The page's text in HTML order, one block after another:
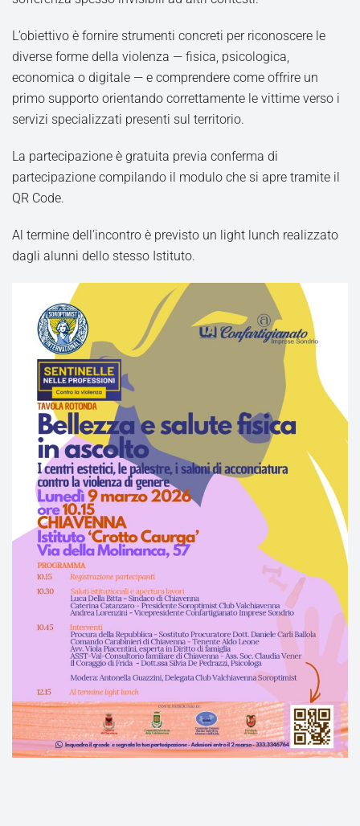
L’obiettivo è fornire strumenti concreti per riconoscere le
diverse forme della violenza — fisica, psicologica,
economica o digitale — e comprendere come offrire un
primo supporto orientando correttamente le vittime verso i
servizi specializzati presenti sul territorio.
La partecipazione è gratuita previa conferma di
partecipazione compilando il modulo che si apre tramite il
QR Code.
Al termine dell’incontro è previsto un light lunch realizzato
dagli alunni dello stesso Istituto.